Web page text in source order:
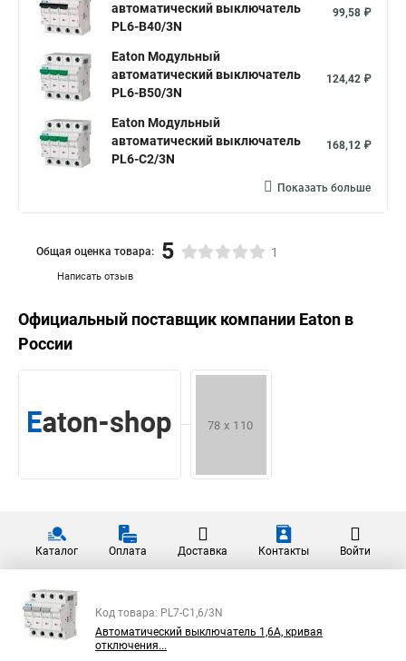
автоматический выключатель
PL6-B40/3N
99,58 ₽
Eaton Модульный
автоматический выключатель
PL6-B50/3N
124,42 ₽
Eaton Модульный
автоматический выключатель
PL6-C2/3N
168,12 ₽
Показать больше
Написать отзыв
Общая оценка товара: 5 1
Официальный поставщик компании Eaton в
России
Каталог Оплата Доставка Контакты Войти
Код товара: PL7-C1,6/3N
Автоматический выключатель 1,6А, кривая
отключения...